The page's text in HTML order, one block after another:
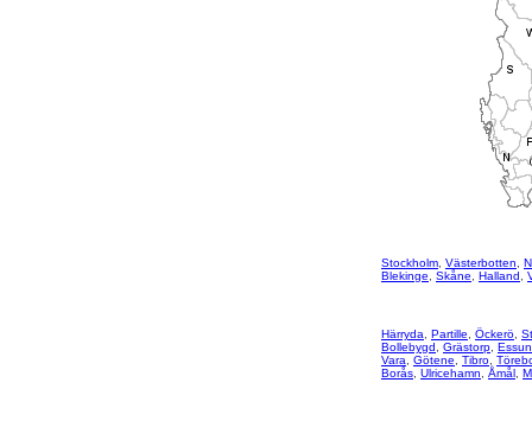
Stockholm Västerbotten
Blekinge
Skåne Halland
Härryda Partille Öckerö
Bollebygd
Grästorp
Vara
Götene Tibro
Borås Ulricehamn Åmål